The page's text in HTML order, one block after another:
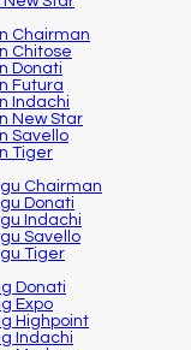
Chairman
Chitose
Donati
Futura
Indachi
New Star
Savello
Tiger
Chairman
Donati
Indachi
Savello
Tiger
Donati
Expo
Highpoint
Indachi